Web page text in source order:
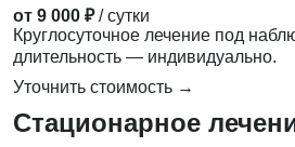
от 9 000 ₽ / сутки
Круглосуточное лечение под
длительность — индивидуально.
Уточнить стоимость →
Стационарное